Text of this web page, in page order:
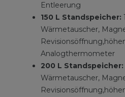
Entleerung
150 L Standspeicher:
Wärmetauscher,
Analogthermometer
200 L Standspeicher:
Wärmetauscher,